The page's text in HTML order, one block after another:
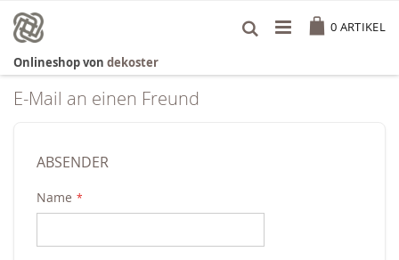
Inhalt
springen
0 ARTIKEL
Onlineshop von dekoster
E-Mail an einen Freund
ABSENDER
Name